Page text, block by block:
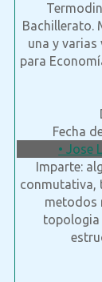
Bachillerato.
una y varias
para
Fecha
• Jose
Imparte:
conmutativa,
metodos
topologi­a